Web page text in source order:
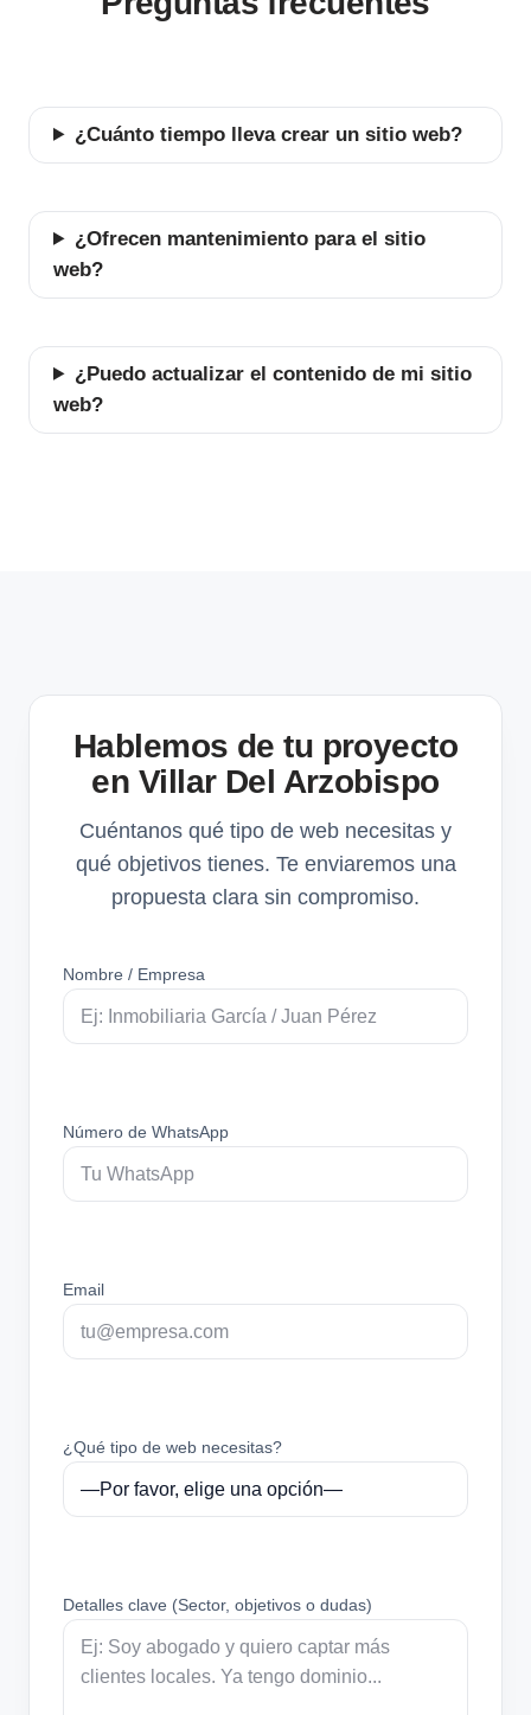
¿Cuánto tiempo lleva crear un sitio web?
¿Ofrecen mantenimiento para el sitio
web?
¿Puedo actualizar el contenido de mi sitio
web?
Hablemos de tu proyecto
en Villar Del Arzobispo
Cuéntanos qué tipo de web necesitas y
qué objetivos tienes. Te enviaremos una
propuesta clara sin compromiso.
Nombre / Empresa
Número de WhatsApp
Email
¿Qué tipo de web necesitas?
Detalles clave (Sector, objetivos o dudas)